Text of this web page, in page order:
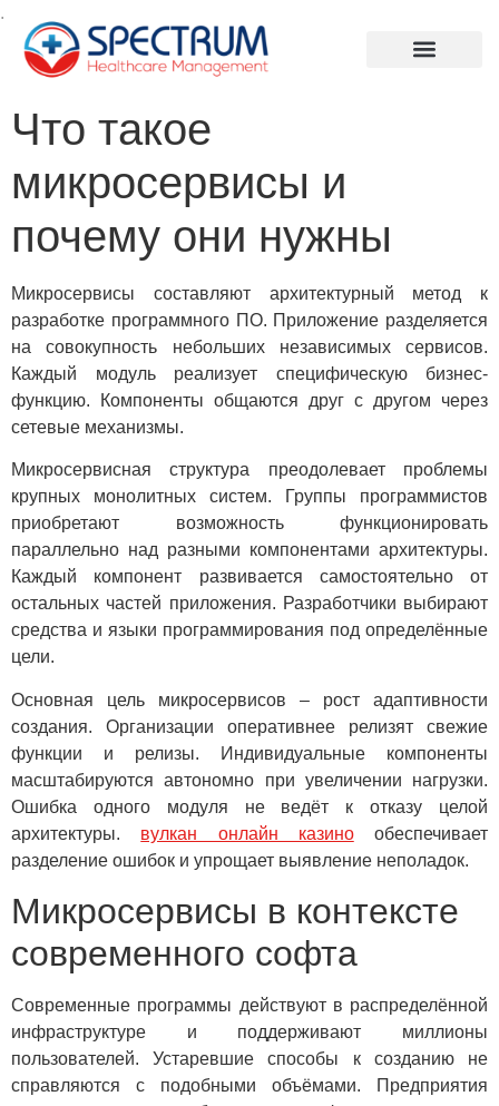
.
Что такое
микросервисы и
почему они нужны
Микросервисы составляют архитектурный метод к
разработке программного ПО. Приложение разделяется
на совокупность небольших независимых сервисов.
Каждый модуль реализует специфическую бизнес-
функцию. Компоненты общаются друг с другом через
сетевые механизмы.
Микросервисная структура преодолевает проблемы
крупных монолитных систем. Группы программистов
приобретают возможность функционировать
параллельно над разными компонентами архитектуры.
Каждый компонент развивается самостоятельно от
остальных частей приложения. Разработчики выбирают
средства и языки программирования под определённые
цели.
Основная цель микросервисов – рост адаптивности
создания. Организации оперативнее релизят свежие
функции и релизы. Индивидуальные компоненты
масштабируются автономно при увеличении нагрузки.
Ошибка одного модуля не ведёт к отказу целой
архитектуры. вулкан онлайн казинообеспечивает
разделение ошибок и упрощает выявление неполадок.
Микросервисы в контексте
современного софта
Современные программы действуют в распределённой
инфраструктуре и поддерживают миллионы
пользователей. Устаревшие способы к созданию не
справляются с подобными объёмами. Предприятия